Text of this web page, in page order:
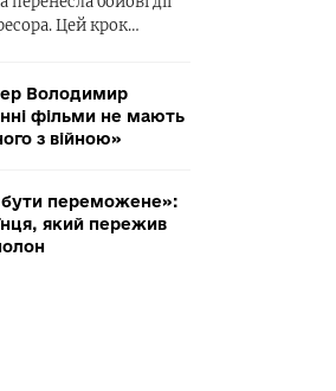
Цей крок…
Володимир
фільми не мають
з війною»
переможене»:
який пережив